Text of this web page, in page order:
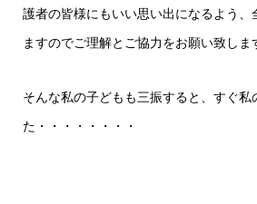
護者の皆様にもいい思い出になるよう、
ますのでご理解とご協力をお願い致しま
そんな私の子どもも三振すると、すぐ私
た・・・・・・・・